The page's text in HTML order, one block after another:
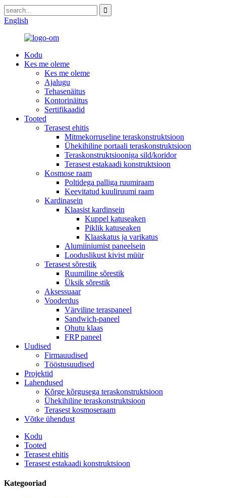
English
Kodu
Kes me oleme
Kes me oleme
Ajalugu
Tehasenäitus
Kontorinäitus
Sertifikaadid
Tooted
Terasest ehitis
Mitmekorruseline teraskonstruktsioon
Ühekihiline portaali teraskonstruktsioon
Teraskonstruktsiooniga sild/koridor
Terasest estakaadi konstruktsioon
Kosmose raam
Poltidega palliga ruumiraam
Keevitatud kuuliruumi raam
Kardinasein
Klaasist kardinsein
Kuppel katuseaken
Piklik katuseaken
Klaaskatus ja varikatus
Alumiiniumist paneelsein
Looduslikust kivist müür
Terasest sõrestik
Ruumiline sõrestik
Üksik sõrestik
Aksessuaar
Vooderdus
Värviline teraspaneel
Sandwich-paneel
Ohutu klaas
FRP paneel
Uudised
Firmauudised
Tööstusuudised
Projektid
Lahendused
Kõrge kõrgusega teraskonstruktsioon
Ühekihiline teraskonstruktsioon
Terasest kosmoseraam
Võtke ühendust
Kodu
Tooted
Terasest ehitis
Terasest estakaadi konstruktsioon
Kategooriad